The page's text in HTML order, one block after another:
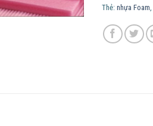
Thẻ: nhựa Foam